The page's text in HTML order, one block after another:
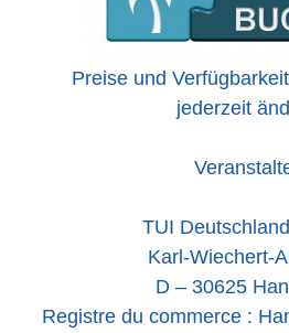
Preise und
jederzeit
TUI
Karl-Wiechert-
D – 30625
Registre du commerce :